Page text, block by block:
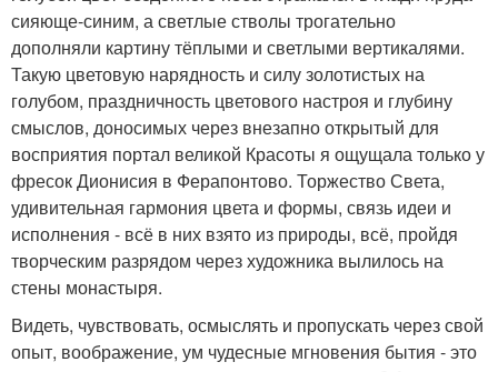
сияюще-синим, а светлые стволы трогательно
дополняли картину тёплыми и светлыми вертикалями.
Такую цветовую нарядность и силу золотистых на
голубом, праздничность цветового настроя и глубину
смыслов, доносимых через внезапно открытый для
восприятия портал великой Красоты я ощущала только у
фресок Дионисия в Ферапонтово. Торжество Света,
удивительная гармония цвета и формы, связь идеи и
исполнения - всё в них взято из природы, всё, пройдя
творческим разрядом через художника вылилось на
стены монастыря.
Видеть, чувствовать, осмыслять и пропускать через свой
опыт, воображение, ум чудесные мгновения бытия - это